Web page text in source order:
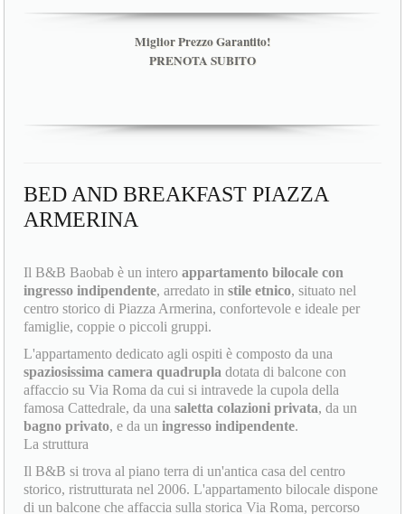
PRENOTA SUBITO
ARMERINA
centro storico di Piazza Armerina, confortevole e ideale per
famiglie, coppie o piccoli gruppi.
L'appartamento dedicato agli ospiti è composto da una
spaziosissima camera quadrupla
affaccio su Via Roma da cui si intravede la cupola della
famosa Cattedrale, da unasaletta colazioni privata, da un
bagno privato , e da uningresso indipendente.
La struttura
Il B&B si trova al piano terra di un'antica casa del centro
storico, ristrutturata nel 2006. L'appartamento bilocale dispone
di un balcone che affaccia sulla storica Via Roma, percorso
ufficiale delPalio dei Normanni, la festa più attesa dell'anno
che si svolge il 12, 13 e 14 agosto.